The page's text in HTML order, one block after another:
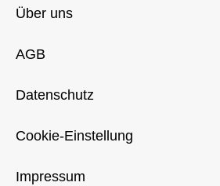
Über uns
AGB
Datenschutz
Cookie-Einstellung
Impressum